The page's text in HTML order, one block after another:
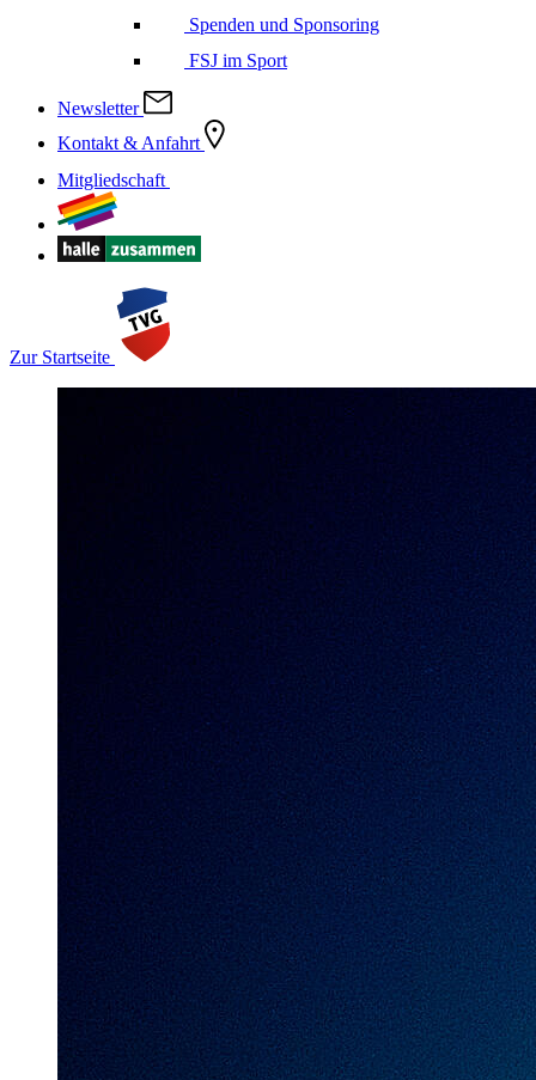
Spenden und Sponsoring
FSJ im Sport
Newsletter
Kontakt & Anfahrt
Mitgliedschaft
Zur Startseite